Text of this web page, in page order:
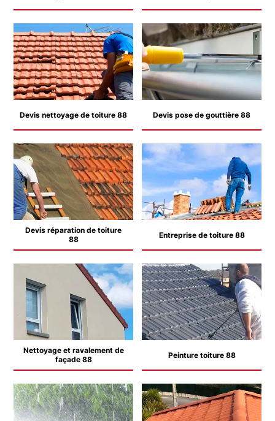
Devis nettoyage de toiture 88 Devis pose de gouttière 88
Devis réparation de toiture
88
Entreprise de toiture 88
Nettoyage et ravalement de
façade 88
Peinture toiture 88